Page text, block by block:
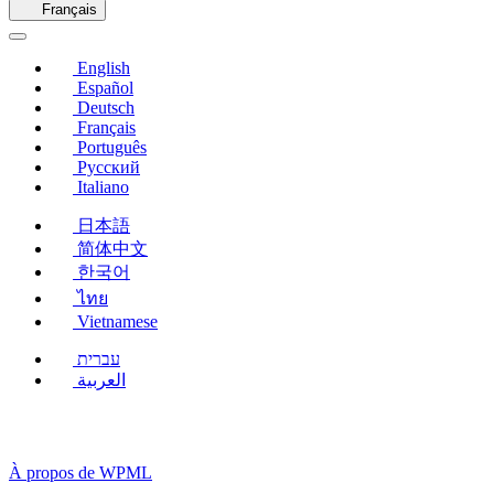
Français
English
Español
Deutsch
Français
Português
Русский
Italiano
日本語
简体中文
한국어
ไทย
Vietnamese
עברית
العربية
À propos de WPML